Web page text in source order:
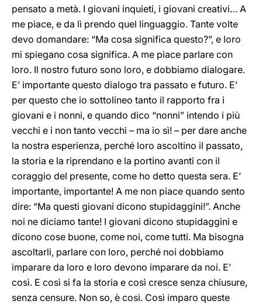
pensato a metà. I giovani inquieti, i giovani creativi… A
me piace, e da lì prendo quel linguaggio. Tante volte
devo domandare: “Ma cosa significa questo?”, e loro
mi spiegano cosa significa. A me piace parlare con
loro. Il nostro futuro sono loro, e dobbiamo dialogare.
E’ importante questo dialogo tra passato e futuro. E’
per questo che io sottolineo tanto il rapporto fra i
giovani e i nonni, e quando dico “nonni” intendo i più
vecchi e i non tanto vecchi – ma io sì! – per dare anche
la nostra esperienza, perché loro ascoltino il passato,
la storia e la riprendano e la portino avanti con il
coraggio del presente, come ho detto questa sera. E’
importante, importante! A me non piace quando sento
dire: “Ma questi giovani dicono stupidaggini!”. Anche
noi ne diciamo tante! I giovani dicono stupidaggini e
dicono cose buone, come noi, come tutti. Ma bisogna
ascoltarli, parlare con loro, perché noi dobbiamo
imparare da loro e loro devono imparare da noi. E’
così. E così si fa la storia e così cresce senza chiusure,
senza censure. Non so, è così. Così imparo queste